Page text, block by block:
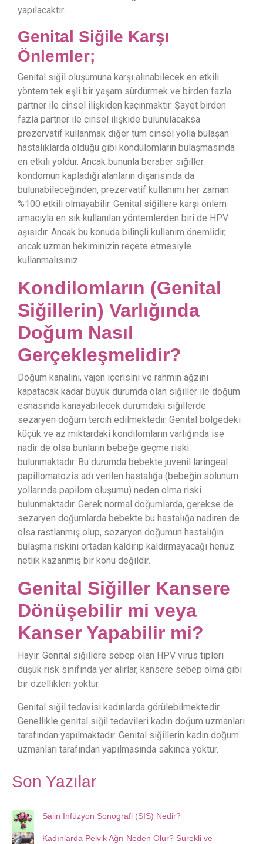
yapılacaktır.
Genital Siğile Karşı
Önlemler;
Genital siğil oluşumuna karşı alınabilecek en etkili
yöntem tek eşli bir yaşam sürdürmek ve birden fazla
partner ile cinsel ilişkiden kaçınmaktır. Şayet birden
fazla partner ile cinsel ilişkide bulunulacaksa
prezervatif kullanmak diğer tüm cinsel yolla bulaşan
hastalıklarda olduğu gibi kondülomların bulaşmasında
en etkili yoldur. Ancak bununla beraber siğiller
kondomun kapladığı alanların dışarısında da
bulunabileceğinden, prezervatif kullanımı her zaman
%100 etkili olmayabilir. Genital siğillere karşı önlem
amacıyla en sık kullanılan yöntemlerden biri de HPV
aşısıdır. Ancak bu konuda bilinçli kullanım önemlidir,
ancak uzman hekiminizin reçete etmesiyle
kullanmalısınız.
Kondilomların (Genital
Siğillerin) Varlığında
Doğum Nasıl
Gerçekleşmelidir?
Doğum kanalını, vajen içerisini ve rahmin ağzını
kapatacak kadar büyük durumda olan siğiller ile doğum
esnasında kanayabilecek durumdaki siğillerde
sezaryen doğum tercih edilmektedir. Genital bölgedeki
küçük ve az miktardaki kondilomların varlığında ise
nadir de olsa bunların bebeğe geçme riski
bulunmaktadır. Bu durumda bebekte juvenil laringeal
papillomatozis adı verilen hastalığa (bebeğin solunum
yollarında papilom oluşumu) neden olma riski
bulunmaktadır. Gerek normal doğumlarda, gerekse de
sezaryen doğumlarda bebekte bu hastalığa nadiren de
olsa rastlanmış olup, sezaryen doğumun hastalığın
bulaşma riskini ortadan kaldırıp kaldırmayacağı henüz
netlik kazanmış bir konu değildir.
Genital Siğiller Kansere
Dönüşebilir mi veya
Kanser Yapabilir mi?
Hayır. Genital siğillere sebep olan HPV virüs tipleri
düşük risk sınıfında yer alırlar, kansere sebep olma gibi
bir özellikleri yoktur.
Genital siğil tedavisi kadınlarda görülebilmektedir.
Genellikle genital siğil tedavileri kadın doğum uzmanları
tarafından yapılmaktadır. Genital siğillerin kadın doğum
uzmanları tarafından yapılmasında sakınca yoktur.
Son Yazılar
Salin İnfüzyon Sonografi (SIS) Nedir?
Kadınlarda Pelvik Ağrı Neden Olur? Sürekli ve